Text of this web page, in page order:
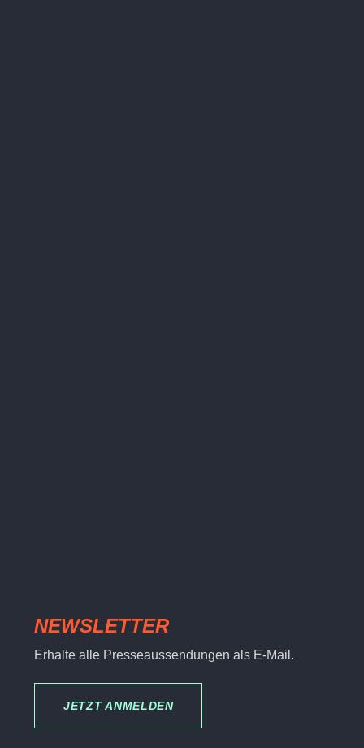
NEWSLETTER
Erhalte alle Presseaussendungen als E-Mail.
JETZT ANMELDEN